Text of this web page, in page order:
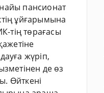
пансионат
ұйғарымына
тің төрағасы
жүріп,
де өз
Өйткені